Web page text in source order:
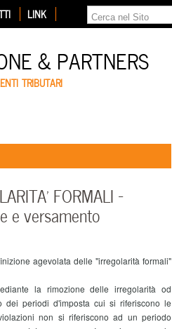
LINK
& PARTNERS
TRIBUTARI
FORMALI –
e versamento
agevolata delle "irregolarità formali"
la rimozione delle irregolarità od
dei periodi d'imposta cui si riferiscono le
non si riferiscono ad un periodo